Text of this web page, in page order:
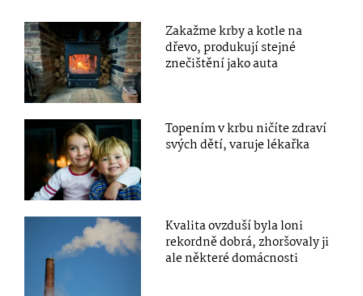
Zakažme krby a kotle na
dřevo, produkují stejné
znečištění jako auta
Topením v krbu ničíte zdraví
svých dětí, varuje lékařka
Kvalita ovzduší byla loni
rekordně dobrá, zhoršovaly ji
ale některé domácnosti